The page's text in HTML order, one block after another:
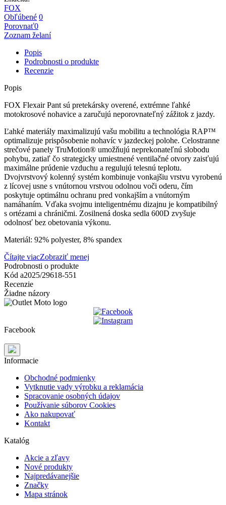
FOX
Obľúbené 0
Porovnať0
Zoznam želaní
Popis
Podrobnosti o produkte
Recenzie
Popis
FOX Flexair Pant sú pretekársky overené, extrémne ľahké
motokrosové nohavice a zaručujú neporovnateľný zážitok z jazdy.
Ľahké materiály maximalizujú vašu mobilitu a technológia RAP™
optimalizuje prispôsobenie nohavíc v jazdeckej polohe. Celostranne
strečové panely TruMotion® umožňujú neprekonateľnú slobodu
pohybu, zatiaľ čo strategicky umiestnené ventilačné otvory zaisťujú
maximálne prúdenie vzduchu a regulujú telesnú teplotu.
Dvojvrstvový kolenný systém kombinuje vonkajšiu vrstvu vyrobenú
z lícovej usne s vnútornou vrstvou odolnou voči oderu, čím
poskytuje optimálnu ochranu pred vonkajším a vnútorným
namáhaním. Vďaka svojmu inteligentnému dizajnu je kompatibilný
s ortézami a chráničmi. Zosilnená doska sedla 600D zvyšuje
odolnosť bez obetovania výkonu.
Materiál: 92% polyester, 8% spandex
Čítajte viacZobraziť menej
Podrobnosti o produkte
Kód a2025/29618-551
Recenzie
Žiadne názory
Facebook
Informacie
Obchodné podmienky
Vytknutie vady výrobku a reklamácia
Spracovanie osobných údajov
Používanie súborov Cookies
Ako nakupovať
Kontakt
Katalóg
Akcie a zľavy
Nové produkty
Najpredávanejšie
Značky
Mapa stránok